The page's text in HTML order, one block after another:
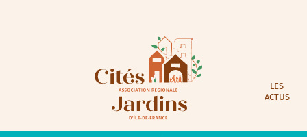
LES
ACTUS